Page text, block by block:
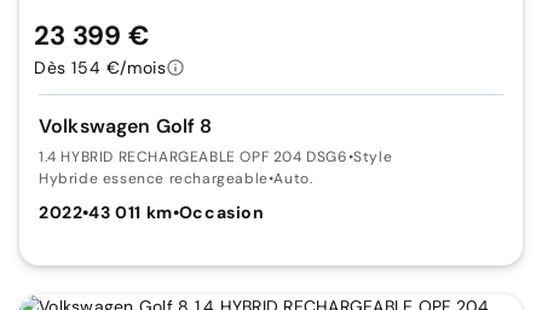
Volkswagen Golf 8
1.4 HYBRID RECHARGEABLE OPF 204 DSG6•Style
Hybride essence rechargeable•Auto.
2022•43 011 km•Occasion
23 399 €
Dès 154 €/mois